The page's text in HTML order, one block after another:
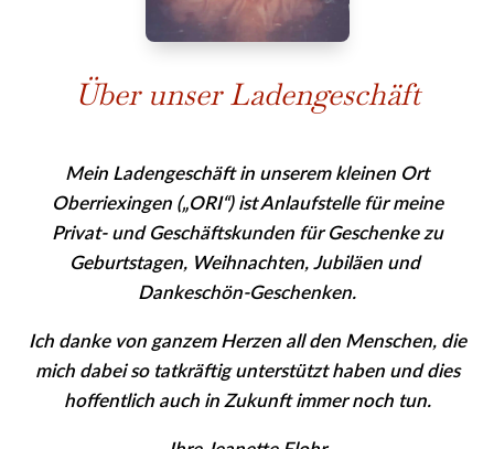
Über unser Ladengeschäft
Mein Ladengeschäft in unserem kleinen Ort
Oberriexingen („ORI“) ist Anlaufstelle für meine
Privat- und Geschäfts­kunden für Geschenke zu
Geburtstagen, Weihnachten, Jubiläen und
Dankeschön-Geschenken.
Ich danke von ganzem Herzen all den Menschen, die
mich dabei so tatkräftig unterstützt haben und dies
hoffentlich auch in Zukunft immer noch tun.